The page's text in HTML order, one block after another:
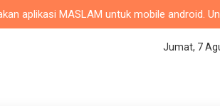
MASLAM untuk mobile android.
Jumat, 7